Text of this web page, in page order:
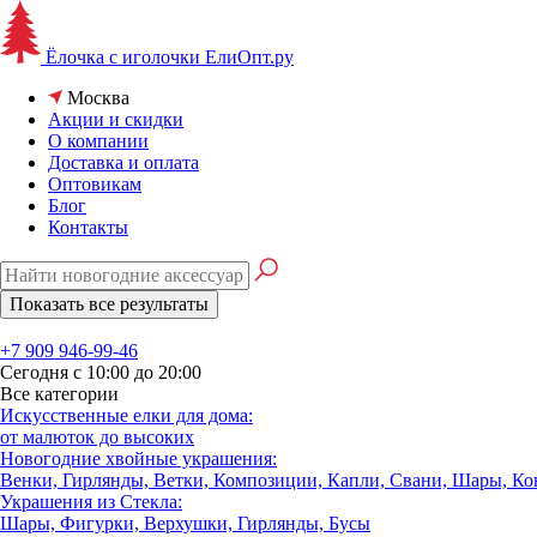
Ёлочка с иголочки ЕлиОпт.ру
Москва
Акции и скидки
О компании
Доставка и оплата
Оптовикам
Блог
Контакты
+7 909 946-99-46
Сегодня с 10:00 до 20:00
Все категории
Искусственные елки для дома:
от малюток до высоких
Новогодние хвойные украшения:
Венки, Гирлянды, Ветки, Композиции, Капли, Свани, Шары,
Украшения из Стекла:
Шары, Фигурки, Верхушки, Гирлянды, Бусы